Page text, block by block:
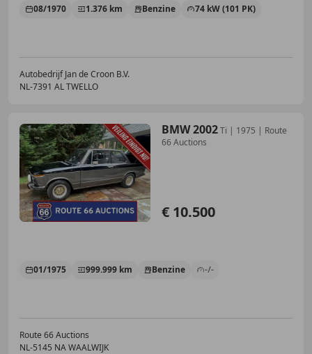
08/1970 1.376 km Benzine 74 kW (101 PK)
Autobedrijf Jan de Croon B.V.
NL-7391 AL TWELLO
BMW 2002Ti | 1975 | Route
66 Auctions
€ 10.500
01/1975 999.999 km Benzine -/-
Route 66 Auctions
NL-5145 NA WAALWIJK